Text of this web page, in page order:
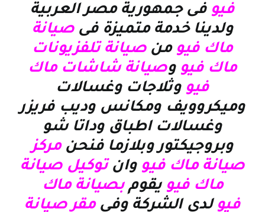
فيوفى جمهورية مصر العربية
ولدينا خدمة متميزة فىصيانة
ماك فيومنصيانة تلفزيونات
ماك فيو وصيانة شاشات ماك
فيووثلاجات وغسالات
وميكروويف ومكانس وديب فريزر
وغسالات اطباق وداتا شو
وبروجيكتور وبلازمافنحنمركز
صيانة ماك فيووانتوكيل صيانة
ماك فيويقومبصيانةماك
فيو لدى الشركة وفى مقر صيانة